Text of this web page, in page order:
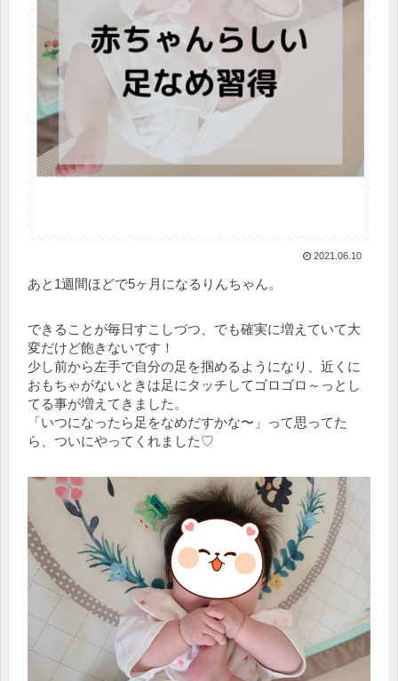
2021.06.10
あと1週間ほどで5ヶ月になるりんちゃん。
できることが毎日すこしづつ、でも確実に増えていて大
変だけど飽きないです！
少し前から左手で自分の足を掴めるようになり、近くに
おもちゃがないときは足にタッチしてゴロゴロ～っとし
てる事が増えてきました。
「いつになったら足をなめだすかな〜」って思ってた
ら、ついにやってくれました♡